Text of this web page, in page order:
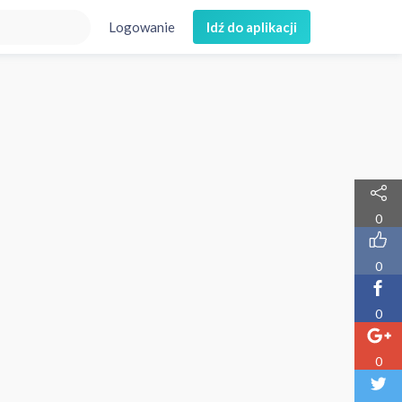
Logowanie Idź do aplikacji
0
0
0
0